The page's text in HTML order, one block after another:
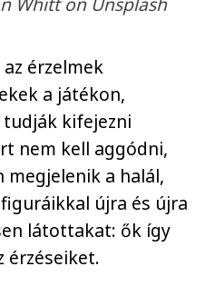
érzelmek
a játékon,
kifejezni
nem kell aggódni,
megjelenik a halál,
újra és újra
látottakat: ők így
érzéseiket.